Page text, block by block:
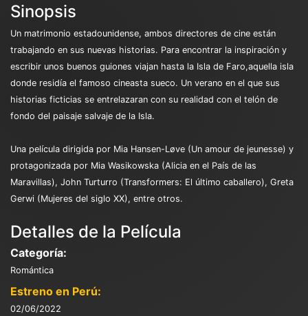
Sinopsis
Un matrimonio estadounidense, ambos directores de cine están
trabajando en sus nuevas historias. Para encontrar la inspiración y
escribir unos buenos guiones viajan hasta la Isla de Faro,aquella isla
donde residía el famoso cineasta sueco. Un verano en el que sus
historias ficticias se entrelazaran con su realidad con el telón de
fondo del paisaje salvaje de la Isla.
Una película dirigida por Mia Hansen-Løve (Un amour de jeunesse) y
protagonizada por Mia Wasikowska (Alicia en el País de las
Maravillas), John Turturro (Transformers: El último caballero), Greta
Gerwi (Mujeres del siglo XX), entre otros.
Detalles de la Película
Categoría:
Romántica
Estreno en Perú:
02/06/2022